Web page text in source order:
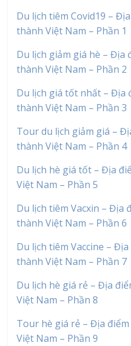
Du lịch tiêm Covid19 –
thành Việt Nam – Phần 1
Du lịch giảm giá hè – Địa
thành Việt Nam – Phần 2
Du lịch giá tốt nhất – Địa
thành Việt Nam – Phần 3
Tour du lịch giảm giá –
thành Việt Nam – Phần 4
Du lịch hè giá tốt – Địa
Việt Nam – Phần 5
Du lịch tiêm Vacxin – Địa
thành Việt Nam – Phần 6
Du lịch tiêm Vaccine –
thành Việt Nam – Phần 7
Du lịch hè giá rẻ – Địa
Việt Nam – Phần 8
Tour hè giá rẻ – Địa
Việt Nam – Phần 9